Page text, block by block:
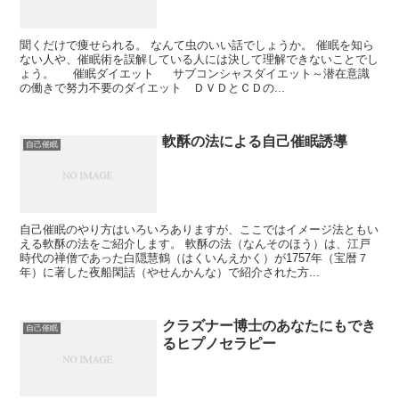
聞くだけで痩せられる。 なんて虫のいい話でしょうか。 催眠を知ら
ない人や、催眠術を誤解している人には決して理解できないことでし
ょう。 催眠ダイエット サブコンシャスダイエット～潜在意識
の働きで努力不要のダイエット ＤＶＤとＣＤの...
自己催眠 軟酥の法による自己催眠誘導
自己催眠のやり方はいろいろありますが、ここではイメージ法ともい
える軟酥の法をご紹介します。 軟酥の法（なんそのほう）は、江戸
時代の禅僧であった白隠慧鶴（はくいんえかく）が1757年（宝暦７
年）に著した夜船閑話（やせんかんな）で紹介された方...
自己催眠
クラズナー博士のあなたにもでき
るヒプノセラピー